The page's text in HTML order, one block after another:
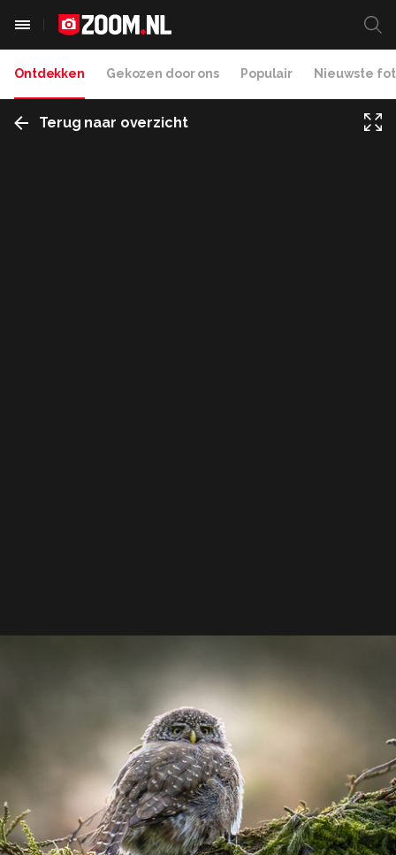
Ontdekken Gekozen door ons Populair Nieuwste
Terug naar overzicht